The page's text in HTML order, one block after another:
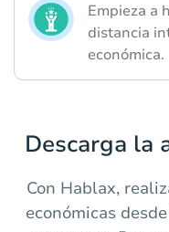
Empieza a
distancia
económica.
Descarga la
Con Hablax,
económicas